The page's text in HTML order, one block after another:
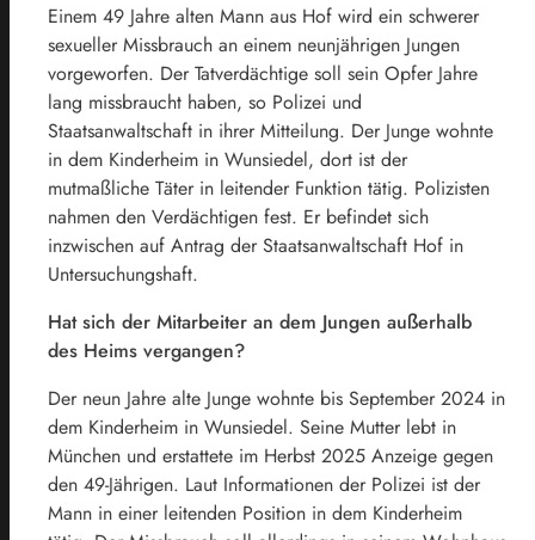
Einem 49 Jahre alten Mann aus Hof wird ein schwerer
sexueller Missbrauch an einem neunjährigen Jungen
vorgeworfen. Der Tatverdächtige soll sein Opfer Jahre
lang missbraucht haben, so Polizei und
Staatsanwaltschaft in ihrer Mitteilung. Der Junge wohnte
in dem Kinderheim in Wunsiedel, dort ist der
mutmaßliche Täter in leitender Funktion tätig. Polizisten
nahmen den Verdächtigen fest. Er befindet sich
inzwischen auf Antrag der Staatsanwaltschaft Hof in
Untersuchungshaft.
Hat sich der Mitarbeiter an dem Jungen außerhalb
des Heims vergangen?
Der neun Jahre alte Junge wohnte bis September 2024 in
dem Kinderheim in Wunsiedel. Seine Mutter lebt in
München und erstattete im Herbst 2025 Anzeige gegen
den 49-Jährigen. Laut Informationen der Polizei ist der
Mann in einer leitenden Position in dem Kinderheim